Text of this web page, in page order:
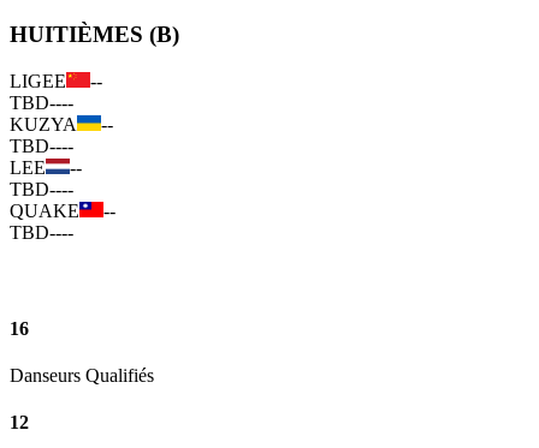
HUITIÈMES (B)
LIGEE
--
TBD----
KUZYA
--
TBD----
LEE
--
TBD----
QUAKE
--
TBD----
16
Danseurs Qualifiés
12